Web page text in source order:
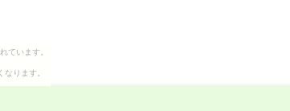
ています。
ります。